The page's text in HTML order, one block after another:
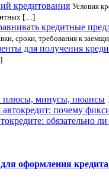
кредитования Условия
[…]
кредитные
сроки, требования к
для получения
плюсы, минусы, нюансы
почему
обязательно
оформления